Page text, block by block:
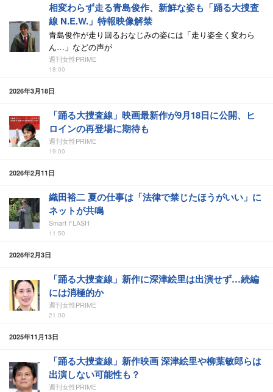
相変わらず走る青島俊作、新鮮な姿も「踊る大捜査
線 N.E.W.」特報映像解禁
青島俊作が走り回るおなじみの姿には「走り姿全く変わら
ん…」などの声が
週刊女性PRIME
18:00
2026年3月18日
「踊る大捜査線」映画最新作が9月18日に公開、ヒ
ロインの再登場に期待も
週刊女性PRIME
19:00
2026年2月11日
織田裕二 夏の仕事は「法律で禁じたほうがいい」に
ネットが共鳴
Smart FLASH
11:50
2026年2月3日
「踊る大捜査線」新作に深津絵里は出演せず…続編
には消極的か
週刊女性PRIME
21:00
2025年11月13日
「踊る大捜査線」新作映画 深津絵里や柳葉敏郎らは
出演しない可能性も？
週刊女性PRIME